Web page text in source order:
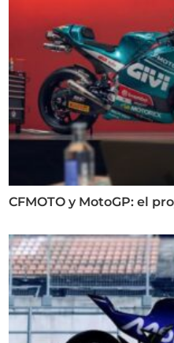
CFMOTO y MotoGP: el